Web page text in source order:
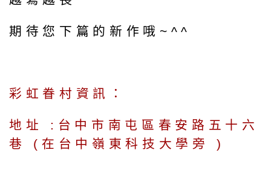
期待您下篇的新作哦~^^
彩虹眷村資訊：
地址 :台中市南屯區春安路五十六
巷 (在台中嶺東科技大學旁 )